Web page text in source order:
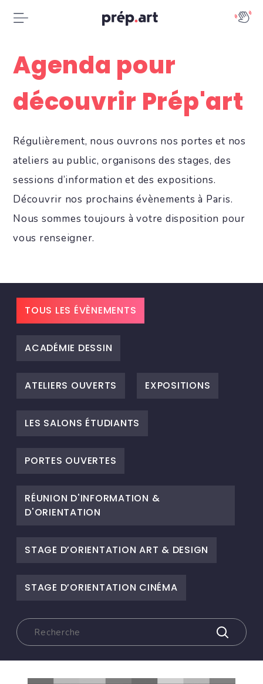
Agenda pour
découvrir Prép'art
Régulièrement, nous ouvrons nos portes et nos
ateliers au public, organisons des stages, des
sessions d’information et des expositions.
Découvrir nos prochains évènements à Paris.
Nous sommes toujours à votre disposition pour
vous renseigner.
TOUS LES ÉVÈNEMENTS
ACADÉMIE DESSIN
ATELIERS OUVERTS EXPOSITIONS
LES SALONS ÉTUDIANTS
PORTES OUVERTES
RÉUNION D'INFORMATION &
D'ORIENTATION
STAGE D’ORIENTATION ART & DESIGN
STAGE D’ORIENTATION CINÉMA